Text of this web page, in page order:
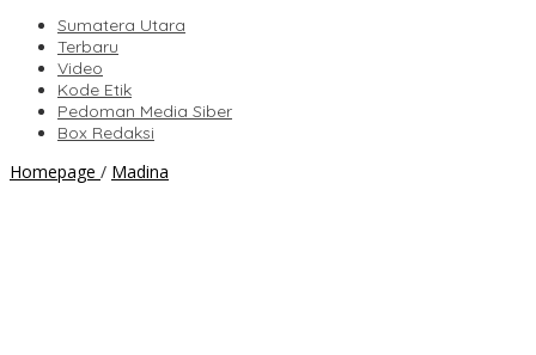
Sumatera Utara
Terbaru
Video
Kode Etik
Pedoman Media Siber
Box Redaksi
Homepage / Madina